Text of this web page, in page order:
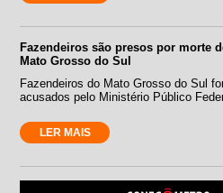
Fazendeiros são presos por morte
Mato Grosso do Sul
Fazendeiros do Mato Grosso do Sul
acusados pelo Ministério Público
LER MAIS